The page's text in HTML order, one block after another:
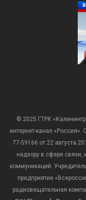
© 2025 ГТРК
интернет-канал
77-59166 от 22 августа
надзору в сфере
коммуникаций.
предприятие
радиовещательная